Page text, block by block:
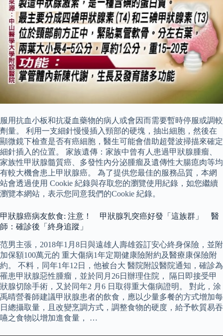
服用抗血小板和抗凝血藥物的病人或會因而需要暫時停服或調較
劑量。 利用一支細針慢慢插入頸部的硬塊，抽出細胞，然後在
顯微鏡下檢查是否有癌細胞，醫生可能會借助超聲波掃描來確定
細針插入的位置。 家族遺傳：家族中曾有人患過甲狀腺腫瘤、
家族性甲狀腺髓質癌、多發性內分泌腫瘤及遺傳性大腸瘜肉等均
有較大機會患上甲狀腺癌。 為了提供您最佳的服務品質，本網
站會透過使用 Cookie 紀錄與存取您的瀏覽使用紀錄，如您繼續
瀏覽本網站，表示您同意我們的Cookie 紀錄。
甲狀腺癌病友飲食: 注意！ 甲狀腺乳突癌好發「這族群」 醫
師：確診後「終身追蹤」
范男主張，2018年1月8日與遠雄人壽雄簽訂安心終身保險，並附
加保額100萬元的 重大傷病1年定期健康險附約及醫療康保險附
約。 不料，同年1年12日，他被台大 醫院附設醫院通知，確診為
罹患甲狀腺惡性腫瘤，並於同月26日辦理住院， 隔日即接受甲
狀腺切除手術，又於同年2 月6 日取得重大傷病證明。 對此，涂
禹晴營養師建議甲狀腺患者的飲食，應以少量多餐的方式增加每
日總攝取量，且改變烹調方式，調整食物的硬度，給予軟質易吞
嚥之食物以增加進食量， …